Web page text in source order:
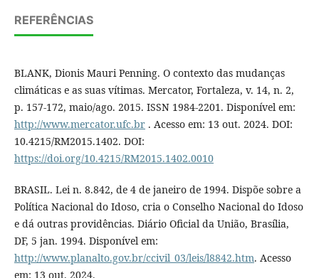
REFERÊNCIAS
BLANK, Dionis Mauri Penning. O contexto das mudanças
climáticas e as suas vítimas. Mercator, Fortaleza, v. 14, n. 2,
p. 157-172, maio/ago. 2015. ISSN 1984-2201. Disponível em:
http://www.mercator.ufc.br. Acesso em: 13 out. 2024. DOI:
10.4215/RM2015.1402. DOI:
https://doi.org/10.4215/RM2015.1402.0010
BRASIL. Lei n. 8.842, de 4 de janeiro de 1994. Dispõe sobre a
Política Nacional do Idoso, cria o Conselho Nacional do Idoso
e dá outras providências. Diário Oficial da União, Brasília,
DF, 5 jan. 1994. Disponível em:
http://www.planalto.gov.br/ccivil_03/leis/l8842.htm. Acesso
em: 13 out. 2024.